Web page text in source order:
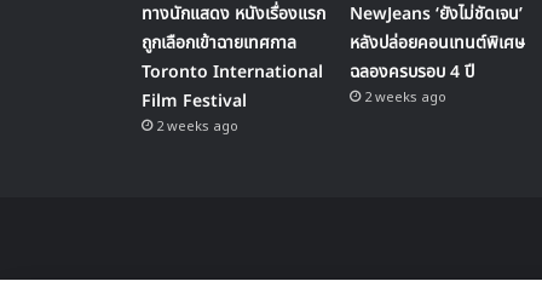
ทางนักแสดง หนังเรื่องแรก
ถูกเลือกเข้าฉายเทศกาล
Toronto International
Film Festival
2 weeks ago
NewJeans ‘ยังไม่ชัดเจน’
หลังปล่อยคอนเทนต์พิเศษ
ฉลองครบรอบ 4 ปี
2 weeks ago